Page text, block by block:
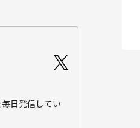
日発信してい